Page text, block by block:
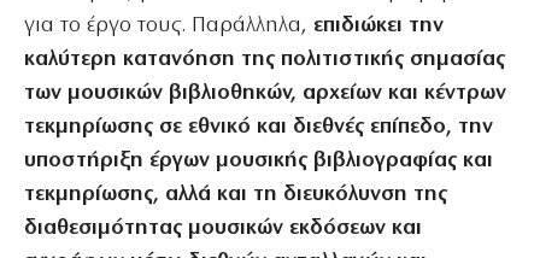
για το έργο τους. Παράλληλα, επιδιώκει την
καλύτερη κατανόηση της πολιτιστικής σημασίας
των μουσικών βιβλιοθηκών, αρχείων και κέντρων
τεκμηρίωσης σε εθνικό και διεθνές επίπεδο, την
υποστήριξη έργων μουσικής βιβλιογραφίας και
τεκμηρίωσης, αλλά και τη διευκόλυνση της
διαθεσιμότητας μουσικών εκδόσεων και